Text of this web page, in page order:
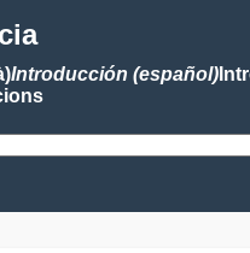
Introducción (español)